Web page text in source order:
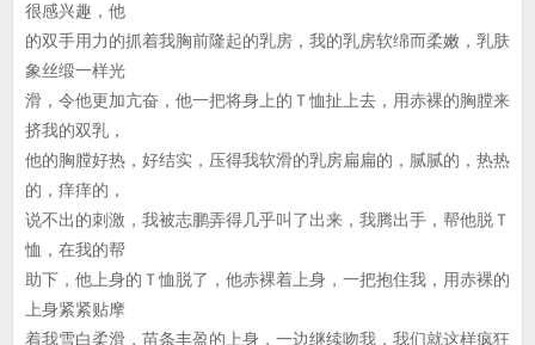
很感兴趣，他
的双手用力的抓着我胸前隆起的乳房，我的乳房软绵而柔嫩，乳肤
象丝缎一样光
滑，令他更加亢奋，他一把将身上的Ｔ恤扯上去，用赤裸的胸膛来
挤我的双乳，
他的胸膛好热，好结实，压得我软滑的乳房扁扁的，腻腻的，热热
的，痒痒的，
说不出的刺激，我被志鹏弄得几乎叫了出来，我腾出手，帮他脱Ｔ
恤，在我的帮
助下，他上身的Ｔ恤脱了，他赤裸着上身，一把抱住我，用赤裸的
上身紧紧贴摩
着我雪白柔滑，苗条丰盈的上身，一边继续吻我，我们就这样疯狂